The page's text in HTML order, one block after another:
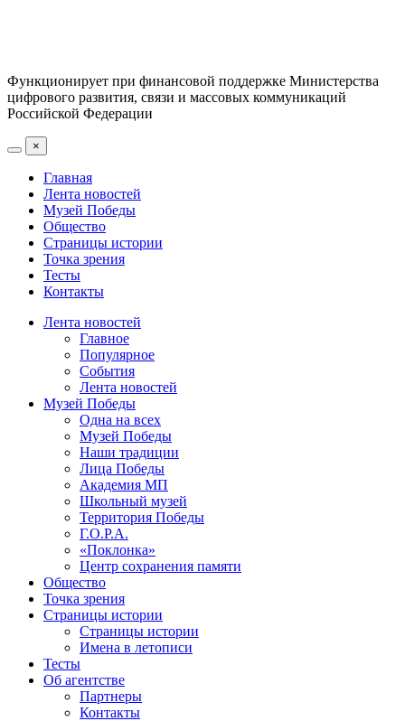
Функционирует при финансовой поддержке Министерства
цифрового развития, связи и массовых коммуникаций
Российской Федерации
×
Главная
Лента новостей
Музей Победы
Общество
Страницы истории
Точка зрения
Тесты
Контакты
Лента новостей
Главное
Популярное
События
Лента новостей
Музей Победы
Одна на всех
Музей Победы
Наши традиции
Лица Победы
Академия МП
Школьный музей
Территория Победы
Г.О.Р.А.
«Поклонка»
Центр сохранения памяти
Общество
Точка зрения
Страницы истории
Страницы истории
Имена в летописи
Тесты
Об агентстве
Партнеры
Контакты